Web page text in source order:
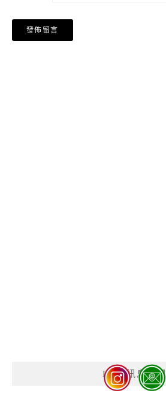
LINE訊息訂閱